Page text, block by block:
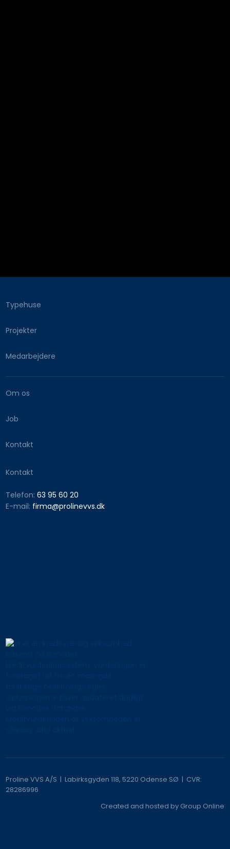
Typehuse
Projekter
Medarbejdere
Om os
Job
Kontakt
​Kontakt
Telefon: 63 95 60 20
E-mail: firma@prolinevvs.dk
Proline VVS A/S | Labirksgyden 118, 5220 Odense SØ | CVR​:
28286996
Created and hosted by Group Online